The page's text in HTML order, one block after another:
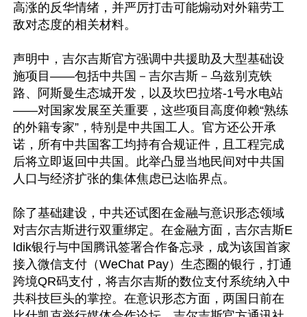
高涨的反华情绪，并严厉打击可能煽动对外籍劳工
敌对态度的相关材料。
声明中，吉尔吉斯官方强调中共援助及大型基础设
施项目——包括中共国－吉尔吉斯－乌兹别克铁
路、阿斯曼生态城开发，以及坎巴拉塔-1号水电站
——对国家发展至关重要，这些项目高度仰赖“熟练
的外籍专家”，特别是中共国工人。官方还公开承
诺，所有中共国客工均持有合规证件，且工程完成
后将立即返回中共国。此举凸显当地民间对中共国
人口与经济扩张的集体焦虑已达临界点。
除了基础建设，中共还试图在金融与意识形态领域
对吉尔吉斯进行双重绑定。在金融方面，吉尔吉斯E
ldik银行与中国腾讯签署合作备忘录，成为该国首家
接入微信支付（WeChat Pay）生态圈的银行，打通
跨境QR码支付，将吉尔吉斯的数位支付系统纳入中
共科技巨头的掌控。在意识形态方面，两国日前在